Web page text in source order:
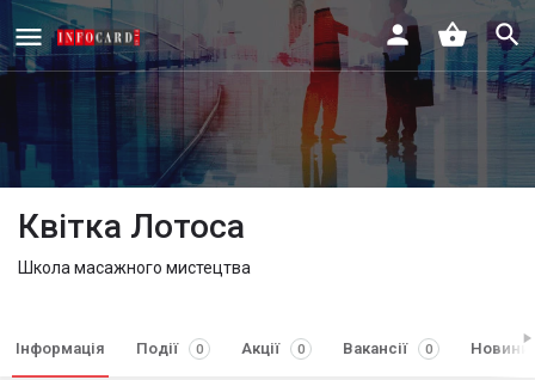
Квітка Лотоса
Школа масажного мистецтва
Інформація Події 0 Акції 0 Вакансії 0 Новини